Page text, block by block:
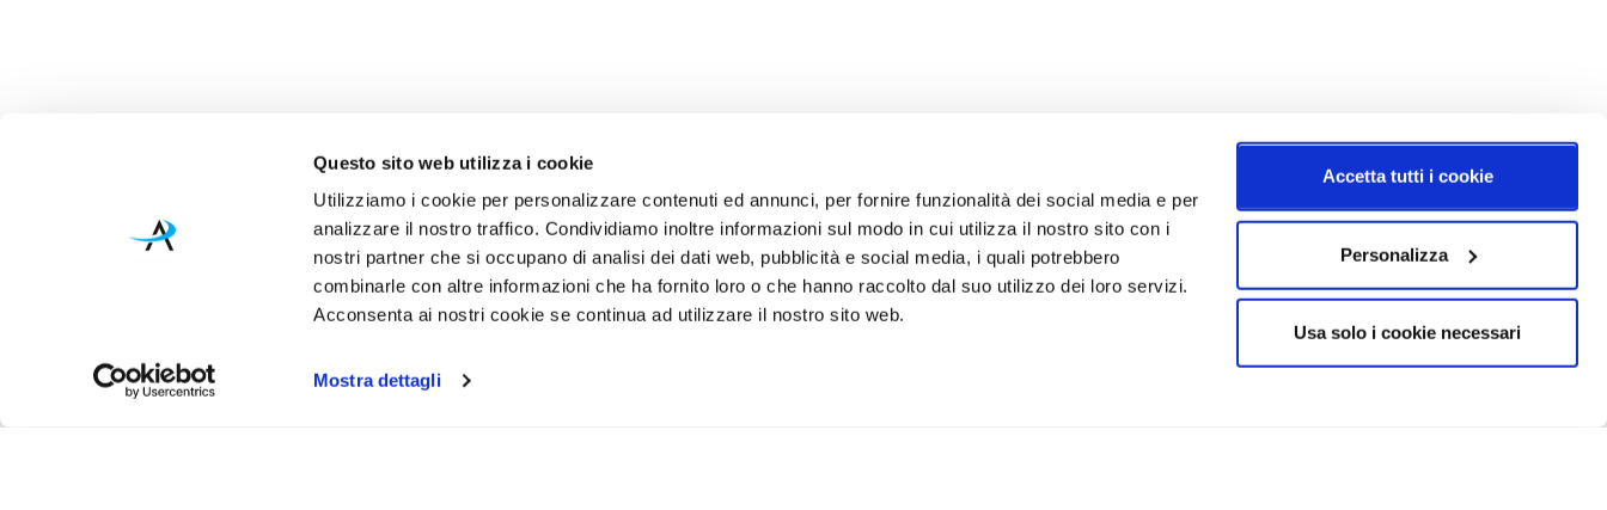
Questo sito web utilizza i cookie
Utilizziamo i cookie per personalizzare contenuti ed annunci, per fornire funzionalità dei social media e per
analizzare il nostro traffico. Condividiamo inoltre informazioni sul modo in cui utilizza il nostro sito con i
nostri partner che si occupano di analisi dei dati web, pubblicità e social media, i quali potrebbero
combinarle con altre informazioni che ha fornito loro o che hanno raccolto dal suo utilizzo dei loro servizi.
Acconsenta ai nostri cookie se continua ad utilizzare il nostro sito web.
Mostra dettagli
Accetta tutti i cookie
Personalizza
Usa solo i cookie necessari